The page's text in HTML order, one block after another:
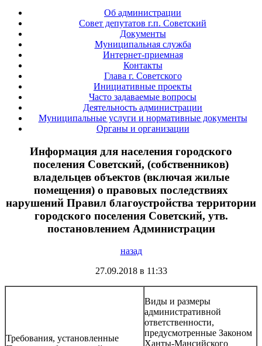
Об администрации
Совет депутатов г.п. Советский
Документы
Муниципальная служба
Интернет-приемная
Контакты
Глава г. Советского
Инициативные проекты
Часто задаваемые вопросы
Деятельность администрации
Муниципальные услуги и нормативные документы
Органы и организации
Информация для населения городского
поселения Советский, (собственников)
владельцев объектов (включая жилые
помещения) о правовых последствиях
нарушений Правил благоустройства территории
городского поселения Советский, утв.
постановлением Администрации
назад
27.09.2018 в 11:33
Требования, установленные
Виды и размеры
административной
ответственности,
предусмотренные Законом
Ханты-Мансийского